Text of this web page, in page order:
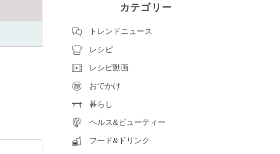
カテゴリー
トレンドニュース
レシピ
レシピ動画
おでかけ
暮らし
ヘルス&ビューティー
フード&ドリンク